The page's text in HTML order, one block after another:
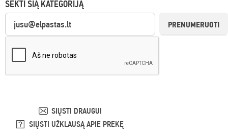
SEKTI ŠIĄ KATEGORIJĄ
PRENUMERUOTI
SIŲSTI DRAUGUI
SIŲSTI UŽKLAUSĄ APIE PREKĘ